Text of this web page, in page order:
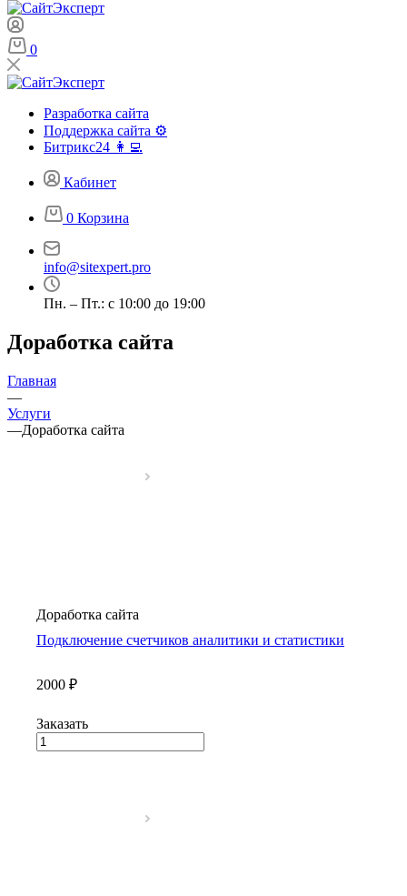
0
Разработка сайта
Поддержка сайта ⚙️
Битрикс24 👩‍💻
Кабинет
0 Корзина
info@sitexpert.pro
Пн. – Пт.: с 10:00 до 19:00
Доработка сайта
Главная
—
Услуги
—Доработка сайта
Доработка сайта
Подключение счетчиков аналитики и статистики
2000 ₽
Заказать